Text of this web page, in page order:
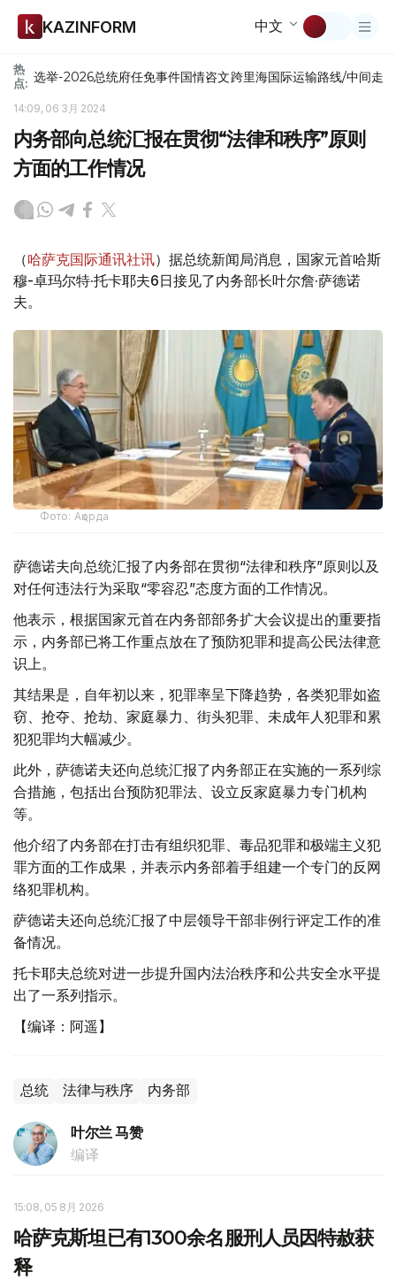
KAZINFORM 中文
热
点: 选举-2026总统府任免事件国情咨文跨里海国际运输路线/中间走廊
14:09, 06 3月 2024
内务部向总统汇报在贯彻“法律和秩序”原则
方面的工作情况
（哈萨克国际通讯社讯）据总统新闻局消息，国家元首哈斯
穆-卓玛尔特·托卡耶夫6日接见了内务部长叶尔詹·萨德诺
夫。
Фото: Ақорда
萨德诺夫向总统汇报了内务部在贯彻“法律和秩序”原则以及
对任何违法行为采取“零容忍”态度方面的工作情况。
他表示，根据国家元首在内务部部务扩大会议提出的重要指
示，内务部已将工作重点放在了预防犯罪和提高公民法律意
识上。
其结果是，自年初以来，犯罪率呈下降趋势，各类犯罪如盗
窃、抢夺、抢劫、家庭暴力、街头犯罪、未成年人犯罪和累
犯犯罪均大幅减少。
此外，萨德诺夫还向总统汇报了内务部正在实施的一系列综
合措施，包括出台预防犯罪法、设立反家庭暴力专门机构
等。
他介绍了内务部在打击有组织犯罪、毒品犯罪和极端主义犯
罪方面的工作成果，并表示内务部着手组建一个专门的反网
络犯罪机构。
萨德诺夫还向总统汇报了中层领导干部非例行评定工作的准
备情况。
托卡耶夫总统对进一步提升国内法治秩序和公共安全水平提
出了一系列指示。
【编译：阿遥】
总统 法律与秩序 内务部
叶尔兰 马赞
编译
15:08, 05 8月 2026
哈萨克斯坦已有1300余名服刑人员因特赦获
释